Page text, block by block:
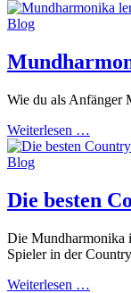
Blog
Wie du als Anfänger
Weiterlesen …
Blog
Die besten
Die Mundharmonika
Spieler in der
Weiterlesen …